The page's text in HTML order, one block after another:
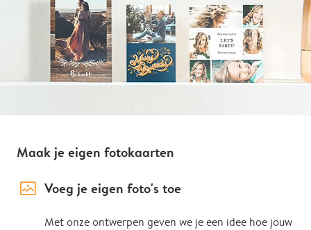
Maak je eigen fotokaarten
image_placeholder Voeg je eigen foto's toe
Met onze ontwerpen geven we je een idee hoe jouw